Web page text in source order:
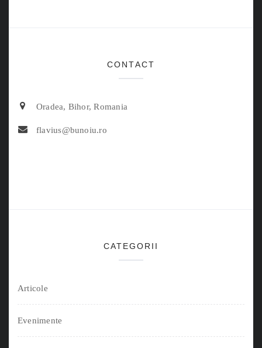
CONTACT
Oradea, Bihor, Romania
flavius@bunoiu.ro
CATEGORII
Articole
Evenimente